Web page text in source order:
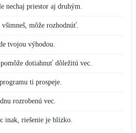
nechaj priestor aj druhým.
môže rozhodnúť.
tvojou výhodou.
dotiahnuť dôležitú vec.
ti prospeje.
rozrobenú vec.
inak, riešenie je blízko.